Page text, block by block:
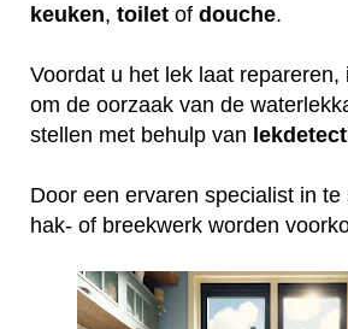
keuken, toilet of douche.
Voordat u het lek laat repareren,
om de oorzaak van de
stellen met behulp van
Door een ervaren specialist in te
hak- of breekwerk worden